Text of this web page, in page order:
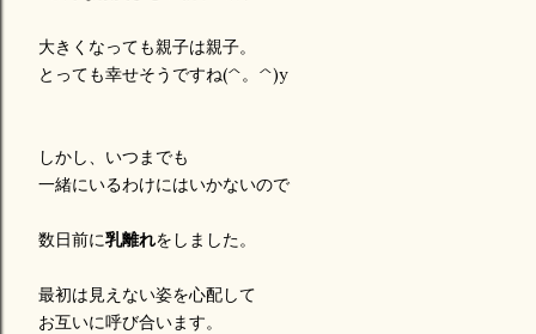
大きくなっても親子は親子。
とっても幸せそうですね(^。^)y
しかし、いつまでも
一緒にいるわけにはいかないので
数日前に乳離れをしました。
最初は見えない姿を心配して
お互いに呼び合います。